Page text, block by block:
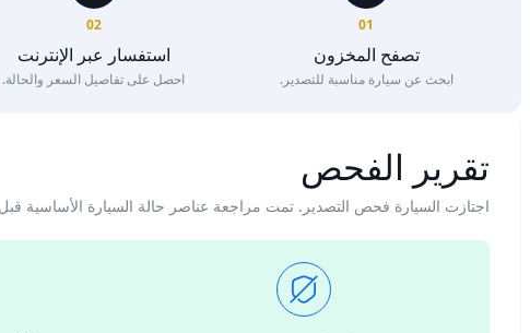
01
تصفح المخزون
ابحث عن سيارة مناسبة للتصدير.
02
استفسار عبر الإنترنت
احصل على تفاصيل السعر والحالة.
تقرير الفحص
اجتازت السيارة فحص التصدير. تمت مراجعة عناصر حالة السيارة الأساسية